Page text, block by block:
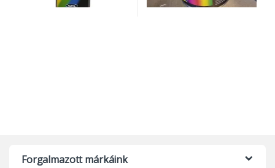
Forgalmazott márkáink